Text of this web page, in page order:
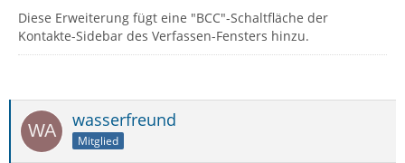
Diese Erweiterung fügt eine "BCC"-Schaltfläche der
Kontakte-Sidebar des Verfassen-Fensters hinzu.
wasserfreund
Mitglied